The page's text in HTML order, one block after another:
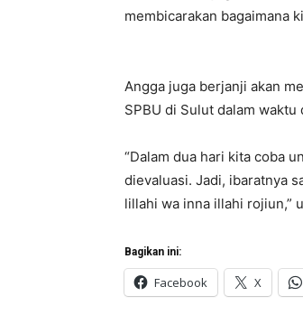
membicarakan bagaimana
Angga juga berjanji akan
SPBU di Sulut dalam waktu
“Dalam dua hari kita coba
dievaluasi. Jadi, ibaratnya
lillahi wa inna illahi rojiun,”
Bagikan ini:
Facebook X